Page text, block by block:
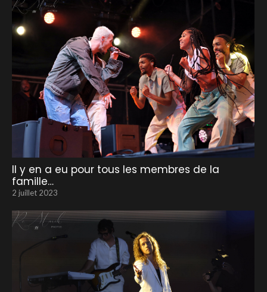
Il y en a eu pour tous les membres de la
famille…
2 juillet 2023